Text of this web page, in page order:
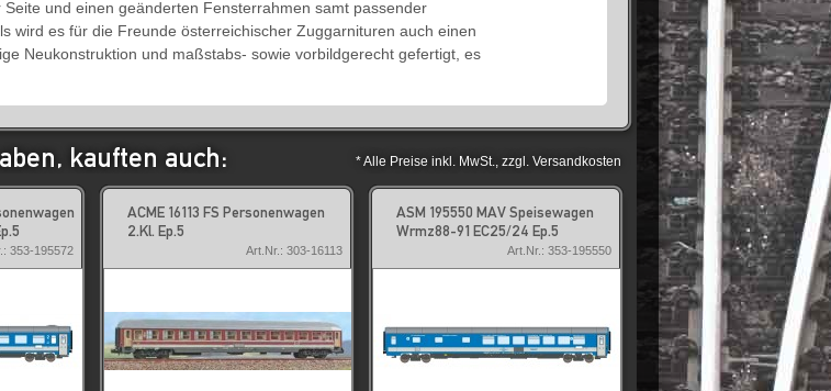
und einen geänderten Fensterrahmen samt passender
wird es für die Freunde österreichischer Zuggarnituren auch einen
Neukonstruktion und maßstabs- sowie vorbildgerecht gefertigt, es
kauften auch: * Alle Preise inkl. MwSt., zzgl. Versandkosten
353-195572
ACME 16113 FS Personenwagen
2.Kl. Ep.5
Art.Nr.: 303-16113
ASM 195550 MAV Speisewagen
Wrmz88-91 EC25/24 Ep.5
Art.Nr.: 353-195550